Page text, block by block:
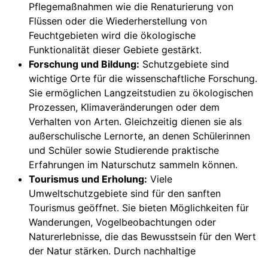
Pflegemaßnahmen wie die Renaturierung von
Flüssen oder die Wiederherstellung von
Feuchtgebieten wird die ökologische
Funktionalität dieser Gebiete gestärkt.
Forschung und Bildung: Schutzgebiete sind
wichtige Orte für die wissenschaftliche Forschung.
Sie ermöglichen Langzeitstudien zu ökologischen
Prozessen, Klimaveränderungen oder dem
Verhalten von Arten. Gleichzeitig dienen sie als
außerschulische Lernorte, an denen Schülerinnen
und Schüler sowie Studierende praktische
Erfahrungen im Naturschutz sammeln können.
Tourismus und Erholung: Viele
Umweltschutzgebiete sind für den sanften
Tourismus geöffnet. Sie bieten Möglichkeiten für
Wanderungen, Vogelbeobachtungen oder
Naturerlebnisse, die das Bewusstsein für den Wert
der Natur stärken. Durch nachhaltige